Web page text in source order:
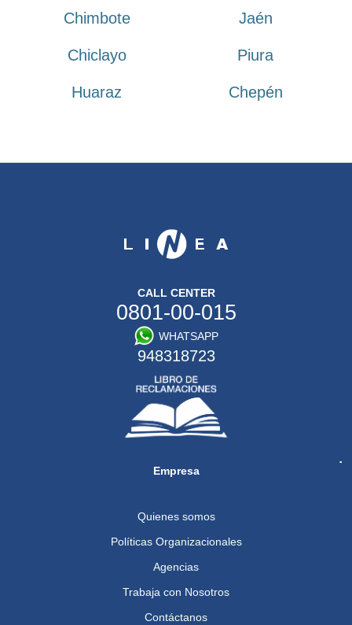
Chimbote Jaén
Chiclayo Piura
Huaraz Chepén
CALL CENTER
0801-00-015
WHATSAPP
948318723
Empresa
Quienes somos
Políticas Organizacionales
Agencias
Trabaja con Nosotros
Contáctanos